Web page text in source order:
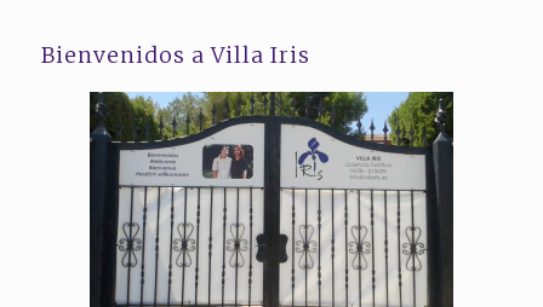
Bienvenidos a Villa Iris